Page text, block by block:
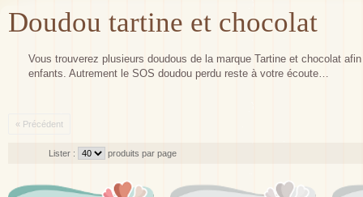
Doudou tartine et chocolat
Vous trouverez plusieurs doudous de la marque Tartine et chocolat
enfants. Autrement le SOS doudou perdu reste à votre écoute…
« Précédent
Lister : produits par page